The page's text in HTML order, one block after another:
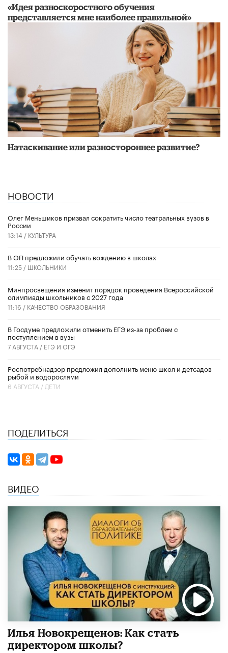
«Идея разноскоростного обучения
представляется мне наиболее правильной»
​Натаскивание или разностороннее развитие?
НОВОСТИ
Олег Меньшиков призвал сократить число театральных вузов в
России
13:14 / КУЛЬТУРА
В ОП предложили обучать вождению в школах
11:25 / ШКОЛЬНИКИ
Минпросвещения изменит порядок проведения Всероссийской
олимпиады школьников с 2027 года
11:16 / КАЧЕСТВО ОБРАЗОВАНИЯ
В Госдуме предложили отменить ЕГЭ из-за проблем с
поступлением в вузы
7 АВГУСТА / ЕГЭ И ОГЭ
Роспотребнадзор предложил дополнить меню школ и детсадов
рыбой и водорослями
6 АВГУСТА / ДЕТИ
ПОДЕЛИТЬСЯ
ВИДЕО
​Илья Новокрещенов: Как стать
директором школы?